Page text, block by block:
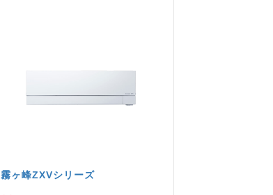
霧ヶ峰ZXVシリーズ